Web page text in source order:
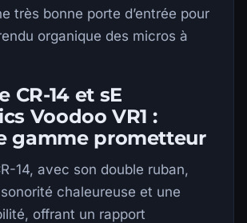
très bonne porte d’entrée pour
organique des micros à
CR-14 et sE
Voodoo VR1 :
gamme prometteur
14, avec son double ruban,
chaleureuse et une
offrant un rapport